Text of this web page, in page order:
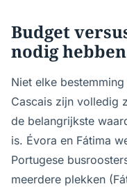
Budget
nodig hebben
Niet elke
Cascais zijn volledig
de belangrijkste
is. Évora en Fátima
Portugese
meerdere plekken